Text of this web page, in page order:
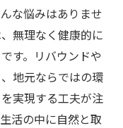
な悩みはありませ
無理なく健康的に
す。リバウンドや
地元ならではの環
実現する工夫が注
活の中に自然と取